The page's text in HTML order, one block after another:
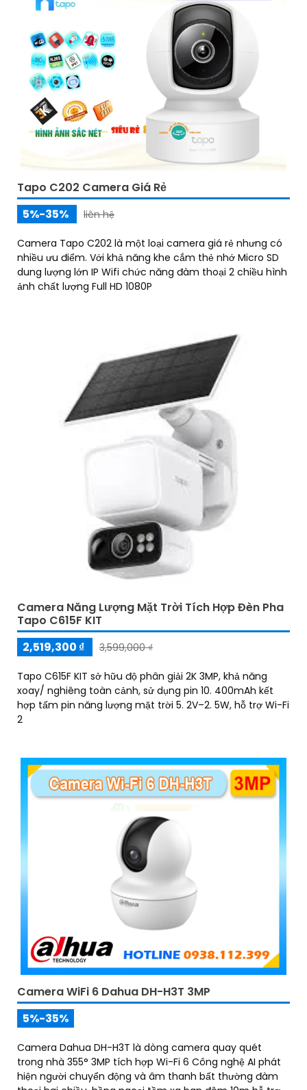
Tapo C202 Camera Giá Rẻ
5%-35%
liên hệ
Camera Tapo C202 là một loại camera giá rẻ nhưng có
nhiều ưu điểm. Với khả năng khe cắm thẻ nhớ Micro SD
dung lượng lớn IP Wifi chức năng đàm thoại 2 chiều hình
ảnh chất lượng Full HD 1080P
Camera Năng Lượng Mặt Trời Tích Hợp Đèn Pha
Tapo C615F KIT
2,519,300 ₫
3,599,000 ₫
Tapo C615F KIT sở hữu độ phân giải 2K 3MP, khả năng
xoay/ nghiêng toàn cảnh, sử dụng pin 10. 400mAh kết
hợp tấm pin năng lượng mặt trời 5. 2V–2. 5W, hỗ trợ Wi-Fi
2
Camera WiFi 6 Dahua DH-H3T 3MP
5%-35%
Camera Dahua DH-H3T là dòng camera quay quét
trong nhà 355° 3MP tích hợp Wi-Fi 6 Công nghệ AI phát
hiện người chuyển động và âm thanh bất thường đàm